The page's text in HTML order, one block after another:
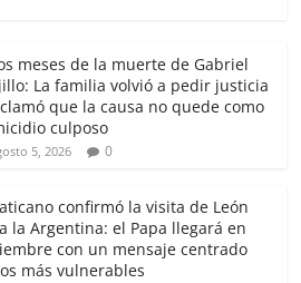
emeses de la muerte de Gabriel
La familia volvió a pedir justicia
que la causa no quede como
culposo
5, 2026 0
confirmó la visita de León
la Argentina: el Papa llegará en
con un mensaje centrado
más vulnerables